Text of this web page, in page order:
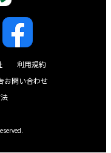
利用規約
お問い合わせ